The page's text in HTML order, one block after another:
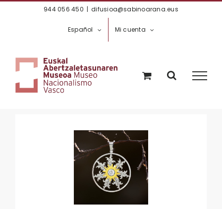
944 056 450 | difusioa@sabinoarana.eus
Español Mi cuenta